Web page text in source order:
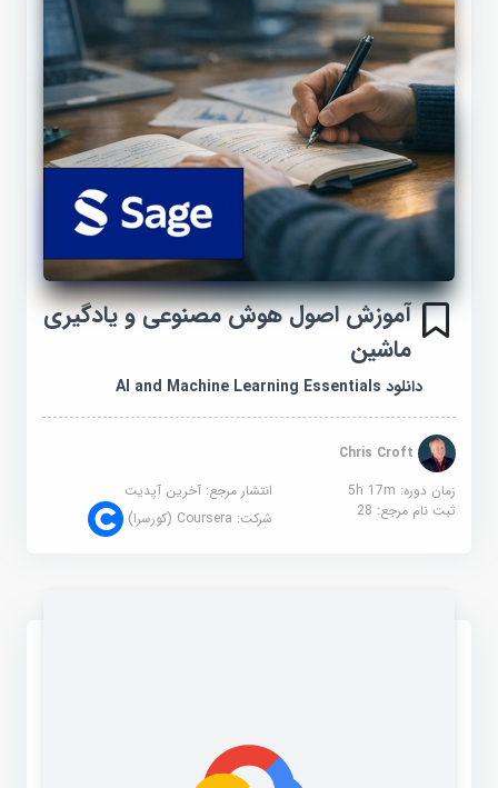
آموزش اصول هوش مصنوعی و یادگیری
ماشین
دانلود AI and Machine Learning Essentials
Chris Croft
زمان دوره: 5h 17m
انتشار مرجع:آخرین آپدیت
ثبت نام مرجع:28 شرکت:Coursera (کورسرا)